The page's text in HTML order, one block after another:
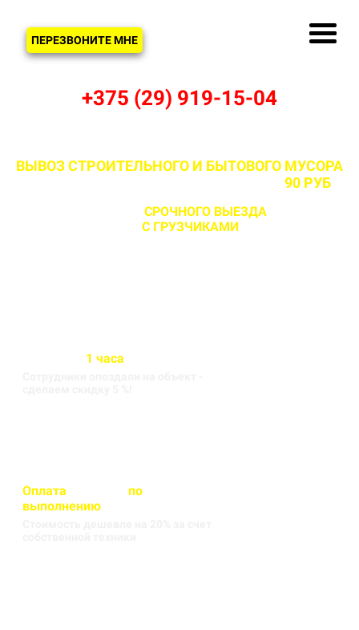
ПЕРЕЗВОНИТЕ МНЕ
+375 (29) 919-15-04
ВЫВОЗ СТРОИТЕЛЬНОГО И БЫТОВОГО МУСОРА
90 РУБ
СРОЧНОГО ВЫЕЗДА
С ГРУЗЧИКАМИИ БЕЗ
1 часа
Оплата
по
выполнению